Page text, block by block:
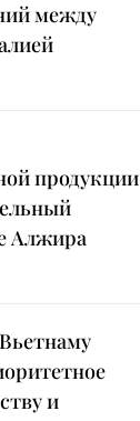
между
продукции
Алжира
и